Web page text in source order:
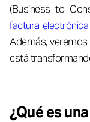
(Business to
factura electrónica
Además,
está
¿Qué es